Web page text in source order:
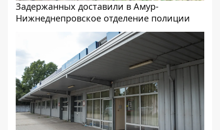
Задержанных доставили в Амур-
Нижнеднепровское отделение полиции